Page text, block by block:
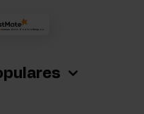
reseñas de todos los tiempos